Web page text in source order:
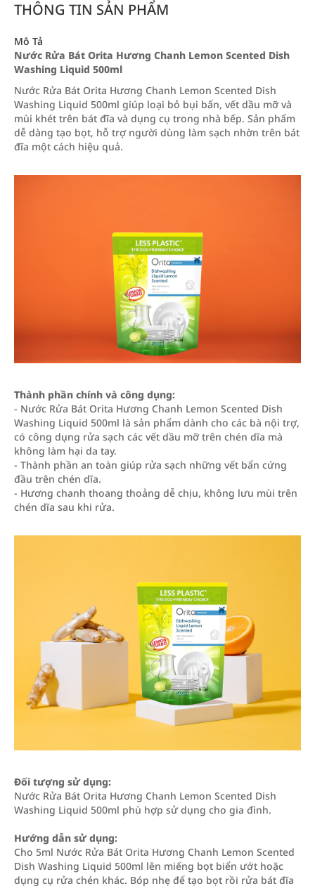
THÔNG TIN SẢN PHẨM
Mô Tả
Nước Rửa Bát Orita Hương Chanh Lemon Scented Dish
Washing Liquid 500ml
Nước Rửa Bát Orita Hương Chanh Lemon Scented Dish
Washing Liquid 500ml giúp loại bỏ bụi bẩn, vết dầu mỡ và
mùi khét trên bát đĩa và dụng cụ trong nhà bếp. Sản phẩm
dễ dàng tạo bọt, hỗ trợ người dùng làm sạch nhờn trên bát
đĩa một cách hiệu quả.
Thành phần chính và công dụng:
- Nước Rửa Bát Orita Hương Chanh Lemon Scented Dish
Washing Liquid 500ml là sản phẩm dành cho các bà nội trợ,
có công dụng rửa sạch các vết dầu mỡ trên chén dĩa mà
không làm hại da tay.
- Thành phần an toàn giúp rửa sạch những vết bẩn cứng
đầu trên chén dĩa.
- Hương chanh thoang thoảng dễ chịu, không lưu mùi trên
chén dĩa sau khi rửa.
Đối tượng sử dụng:
Nước Rửa Bát Orita Hương Chanh Lemon Scented Dish
Washing Liquid 500ml phù hợp sử dụng cho gia đình.
Hướng dẫn sử dụng:
Cho 5ml Nước Rửa Bát Orita Hương Chanh Lemon Scented
Dish Washing Liquid 500ml lên miếng bọt biển ướt hoặc
dụng cụ rửa chén khác. Bóp nhẹ để tạo bọt rồi rửa bát đĩa